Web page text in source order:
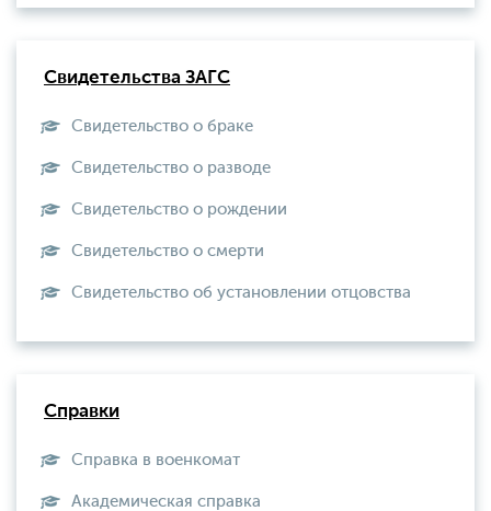
Свидетельства ЗАГС
Свидетельство о браке
Свидетельство о разводе
Свидетельство о рождении
Свидетельство о смерти
Свидетельство об установлении отцовства
Справки
Справка в военкомат
Академическая справка